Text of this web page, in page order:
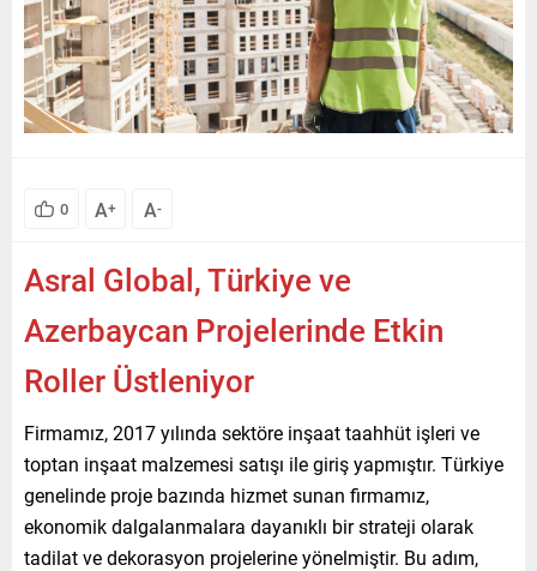
0 A+ A-
Asral Global, Türkiye ve
Azerbaycan Projelerinde Etkin
Roller Üstleniyor
Firmamız, 2017 yılında sektöre inşaat taahhüt işleri ve
toptan inşaat malzemesi satışı ile giriş yapmıştır. Türkiye
genelinde proje bazında hizmet sunan firmamız,
ekonomik dalgalanmalara dayanıklı bir strateji olarak
tadilat ve dekorasyon projelerine yönelmiştir. Bu adım,